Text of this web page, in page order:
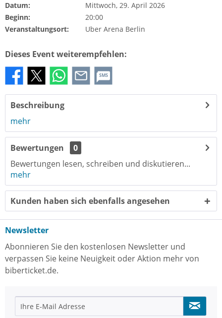
Datum:
Mittwoch, 29. April 2026
Beginn:
20:00
Veranstaltungsort:
Uber Arena Berlin
Dieses Event weiterempfehlen:
SMS
Beschreibung
mehr
Bewertungen
0
Bewertungen lesen, schreiben und diskutieren...
mehr
Kunden haben sich ebenfalls angesehen
Newsletter
Abonnieren Sie den kostenlosen Newsletter und
verpassen Sie keine Neuigkeit oder Aktion mehr von
biberticket.de.